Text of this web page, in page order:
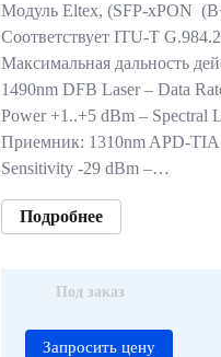
Модуль Eltex, (SFP-xPON
Соответствует ITU-T
Максимальная дальность
1490nm DFB Laser – Data
Power +1..+5 dBm – Spectral
Приемник: 1310nm APD-TIA
Sensitivity -29 dBm –…
Подробнее
Под заказ
Запросить цену